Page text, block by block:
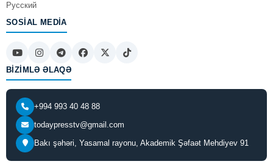
Русский
SOSIAL MEDIA
BIZIMLƏ ƏLAQƏ
+994 993 40 48 88
todaypresstv@gmail.com
Bakı şəhəri, Yasamal rayonu, Akademik Şəfaət Mehdiyev 91